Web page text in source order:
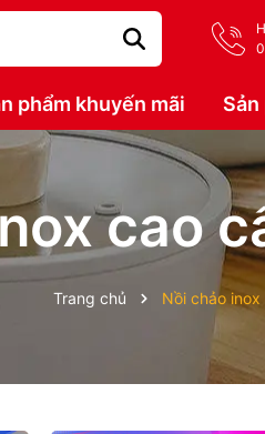
phẩm khuyến mãi Sản
cao
Trang chủ Nồi chảo